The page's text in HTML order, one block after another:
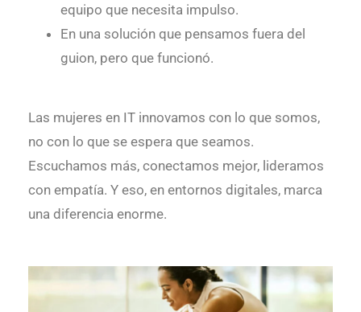
equipo que necesita impulso.
En una solución que pensamos fuera del
guion, pero que funcionó.
Las mujeres en IT innovamos con lo que somos,
no con lo que se espera que seamos.
Escuchamos más, conectamos mejor, lideramos
con empatía. Y eso, en entornos digitales, marca
una diferencia enorme.